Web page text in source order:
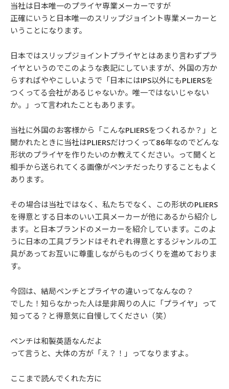
当社は日本唯一のプライヤ専業メーカーですが
正確にいうと日本唯一のスリップジョイント専業メーカーと
いうことになります。
日本ではスリップジョイントプライヤとはあまり言わずプラ
イヤというのでこのような表記にしていますが、外国の方か
らすればややこしいようで「日本にはIPS以外にもPLIERSを
つくってる会社があるじゃないか。唯一ではないじゃない
か。」って言われたこともあります。
当社に外国のお客様から「こんなPLIERSをつくれるか？」と
聞かれたときに当社はPLIERSだけつくって86年なのでどんな
形状のプライヤを作りたいのか教えてください。って聞くと
相手から送られてくる画像がペンチだったりすることもよく
あります。
その場合は当社ではなく、私たちでなく、この形状のPLIERS
を得意とする日本のいい工具メーカーが他にあるから紹介し
ます。と日本ブランドのメーカーを紹介しています。このよ
うに日本の工具ブランドはそれぞれ得意とするジャンルの工
具があってお互いに尊重しながらものづくりを進めておりま
す。
今回は、結局ペンチとプライヤの違いってなんなの？
でした！知らなかった人は是非周りの人に「プライヤ」って
知ってる？と得意気に自慢してください（笑）
ペンチは和製英語なんだよ
って言うと、大体の方が「え？！」ってなりますよ。
ここまで読んでくれた方に